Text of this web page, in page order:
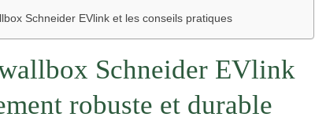
Schneider EVlink et les conseils pratiques
Schneider EVlink
robuste et durable